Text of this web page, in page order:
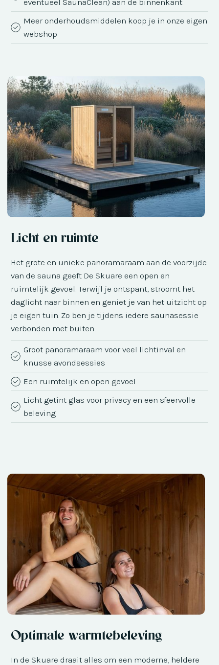
Meer onderhoudsmiddelen koop je in onze eigen
webshop
Licht en ruimte
Het grote en unieke panoramaraam aan de voorzijde
van de sauna geeft De Skuare een open en
ruimtelijk gevoel. Terwijl je ontspant, stroomt het
daglicht naar binnen en geniet je van het uitzicht op
je eigen tuin. Zo ben je tijdens iedere saunasessie
verbonden met buiten.
Groot panoramaraam voor veel lichtinval en
knusse avondsessies
Een ruimtelijk en open gevoel
Licht getint glas voor privacy en een sfeervolle
beleving
Optimale warmtebeleving
In de Skuare draait alles om een moderne, heldere